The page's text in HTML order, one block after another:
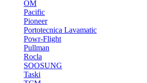
OM
Pacific
Pioneer
Portotecnica Lavamatic
Powr-Flight
Pullman
Rocla
SOOSUNG
Taski